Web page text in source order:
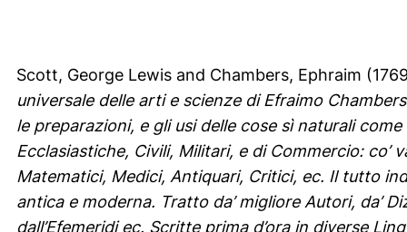
Scott, George Lewis and Chambers, Ephraim
universale delle arti e scienze di Efraimo
le preparazioni, e gli usi delle cose sì naturali
Ecclasiastiche, Civili, Militari, e di Commercio: co’
Matematici, Medici, Antiquari, Critici, ec. Il tutto
antica e moderna. Tratto da’ migliore Autori, da’
dall’Efemeridi ec. Scritte prima d’ora in diverse